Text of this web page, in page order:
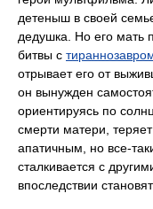
детеныш в своей
дедушка. Но его мать
битвы с
отрывает его от
он вынужден
ориентируясь по
смерти матери,
апатичным, но все-
сталкивается с
впоследствии